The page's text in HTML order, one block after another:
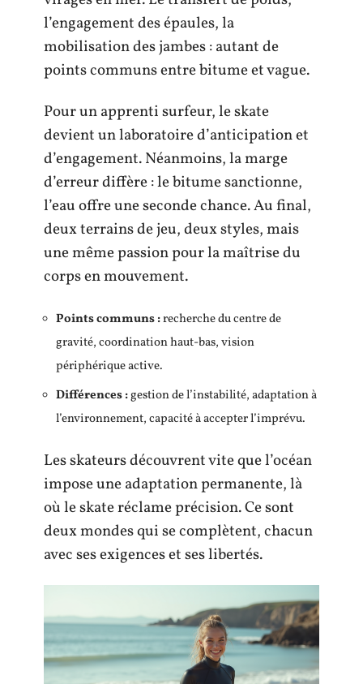
l’engagement des épaules, la
mobilisation des jambes : autant de
points communs entre bitume et vague.
Pour un apprenti surfeur, le skate
devient un laboratoire d’anticipation et
d’engagement. Néanmoins, la marge
d’erreur diffère : le bitume sanctionne,
l’eau offre une seconde chance. Au final,
deux terrains de jeu, deux styles, mais
une même passion pour la maîtrise du
corps en mouvement.
Points communs :recherche du centre de
gravité, coordination haut-bas, vision
périphérique active.
Différences :gestion de l’instabilité, adaptation à
l’environnement, capacité à accepter l’imprévu.
Les skateurs découvrent vite que l’océan
impose une adaptation permanente, là
où le skate réclame précision. Ce sont
deux mondes qui se complètent, chacun
avec ses exigences et ses libertés.